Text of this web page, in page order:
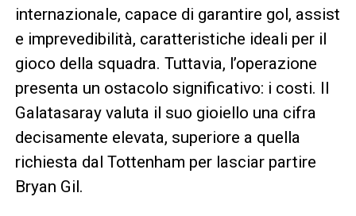
internazionale, capace di garantire gol, assist
e imprevedibilità, caratteristiche ideali per il
gioco della squadra. Tuttavia, l’operazione
presenta un ostacolo significativo: i costi. Il
Galatasaray valuta il suo gioiello una cifra
decisamente elevata, superiore a quella
richiesta dal Tottenham per lasciar partire
Bryan Gil.